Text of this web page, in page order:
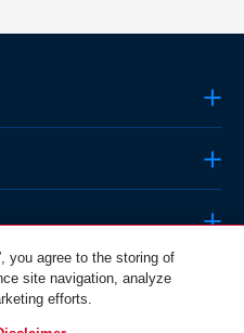
you agree to the storing of
site navigation, analyze
efforts.